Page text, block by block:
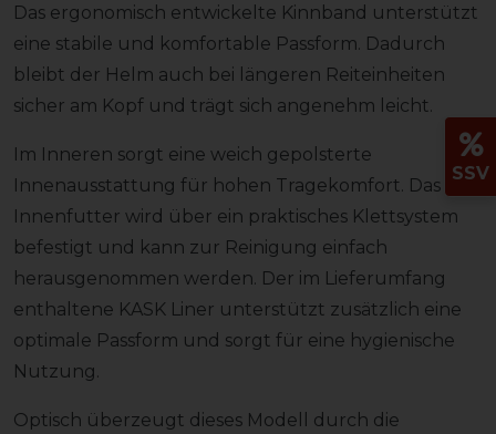
Das ergonomisch entwickelte Kinnband unterstützt
eine stabile und komfortable Passform. Dadurch
bleibt der Helm auch bei längeren Reiteinheiten
sicher am Kopf und trägt sich angenehm leicht.
Im Inneren sorgt eine weich gepolsterte
Innenausstattung für hohen Tragekomfort. Das
Innenfutter wird über ein praktisches Klettsystem
befestigt und kann zur Reinigung einfach
herausgenommen werden. Der im Lieferumfang
enthaltene KASK Liner unterstützt zusätzlich eine
optimale Passform und sorgt für eine hygienische
Nutzung.
Optisch überzeugt dieses Modell durch die
SSV